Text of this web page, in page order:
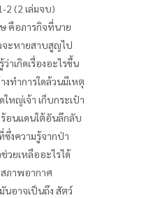
2 (2 เล่มจบ)
คือภารกิจที่นาย
จะหายสาบสูญไป
าเกิดเรื่องอะไรขึ้น
ทำการใดล้วนมีเหตุ
หญ่เจ้า เก็บกระเป๋า
อนแดนใต้อันลึกลับ
งความรู้จากป่า
วยเหลืออะไรได้
สภาพอากาศ
อาจเป็นถึง สัตว์